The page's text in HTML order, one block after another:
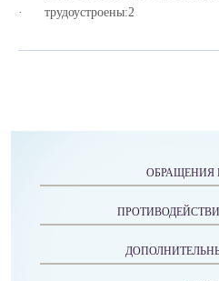
· трудоустроены:2
ОБРАЩЕНИЯ